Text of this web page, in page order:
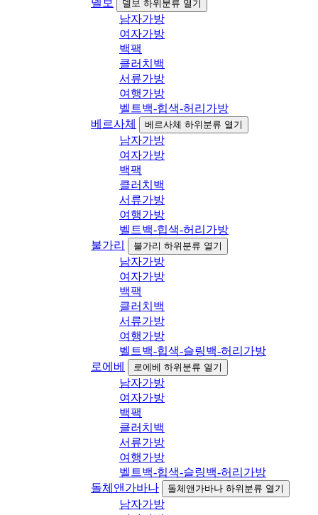
델보
델보 하위분류 열기
남자가방
여자가방
백팩
클러치백
서류가방
여행가방
벨트백-힙색-허리가방
베르사체
베르사체 하위분류 열기
남자가방
여자가방
백팩
클러치백
서류가방
여행가방
벨트백-힙색-허리가방
불가리
불가리 하위분류 열기
남자가방
여자가방
백팩
클러치백
서류가방
여행가방
벨트백-힙색-슬링백-허리가방
로에베
로에베 하위분류 열기
남자가방
여자가방
백팩
클러치백
서류가방
여행가방
벨트백-힙색-슬링백-허리가방
돌체앤가바나
돌체앤가바나 하위분류 열기
남자가방